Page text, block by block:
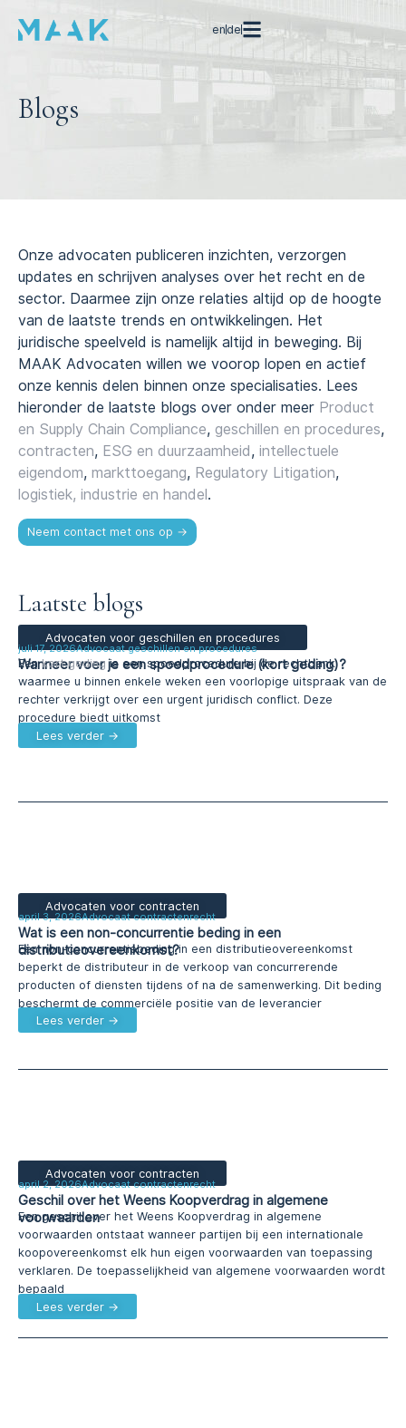
ende
Blogs
Onze advocaten publiceren inzichten, verzorgen
updates en schrijven analyses over het recht en de
sector. Daarmee zijn onze relaties altijd op de hoogte
van de laatste trends en ontwikkelingen. Het
juridische speelveld is namelijk altijd in beweging. Bij
MAAK Advocaten willen we voorop lopen en actief
onze kennis delen binnen onze specialisaties. Lees
hieronder de laatste blogs over onder meer Product
en Supply Chain Compliance, geschillen en procedures,
contracten, ESG en duurzaamheid, intellectuele
eigendom, markttoegang, Regulatory Litigation,
logistiek, industrie en handel.
Neem contact met ons op →
Laatste blogs
Advocaten voor geschillen en procedures
juli 17, 2026Advocaat geschillen en procedures
Wanneer voer je een spoedprocedure (kort geding)?
Eenkort geding is een spoedprocedure bij de rechtbank
waarmee u binnen enkele weken een voorlopige uitspraak van de
rechter verkrijgt over een urgent juridisch conflict. Deze
procedure biedt uitkomst
Lees verder →
Advocaten voor contracten
april 3, 2026Advocaat contractenrecht
Wat is een non-concurrentie beding in een
distributieovereenkomst?
Een non-concurrentiebeding in een distributieovereenkomst
beperkt de distributeur in de verkoop van concurrerende
producten of diensten tijdens of na de samenwerking. Dit beding
beschermt de commerciële positie van de leverancier
Lees verder →
Advocaten voor contracten
april 2, 2026Advocaat contractenrecht
Geschil over het Weens Koopverdrag in algemene
voorwaarden
Een geschil over het Weens Koopverdrag in algemene
voorwaarden ontstaat wanneer partijen bij een internationale
koopovereenkomst elk hun eigen voorwaarden van toepassing
verklaren. De toepasselijkheid van algemene voorwaarden wordt
bepaald
Lees verder →